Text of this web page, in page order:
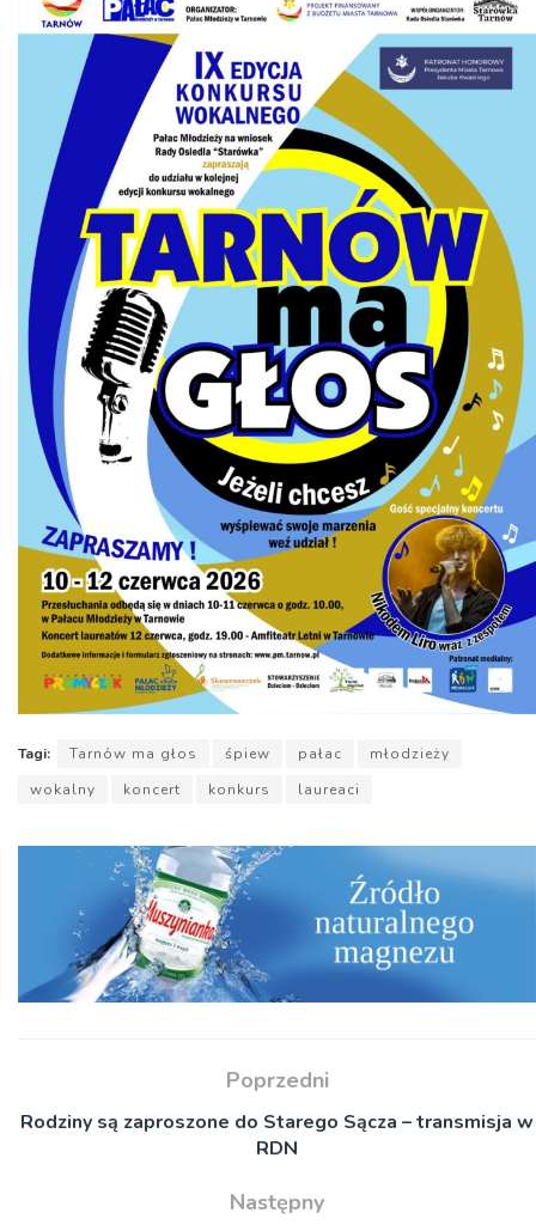
Tagi: Tarnów ma głos śpiew pałac
młodzieży
wokalny
koncert konkurs laureaci
Poprzedni
Rodziny są zaproszone do Starego Sącza – transmisja w
RDN
Następny